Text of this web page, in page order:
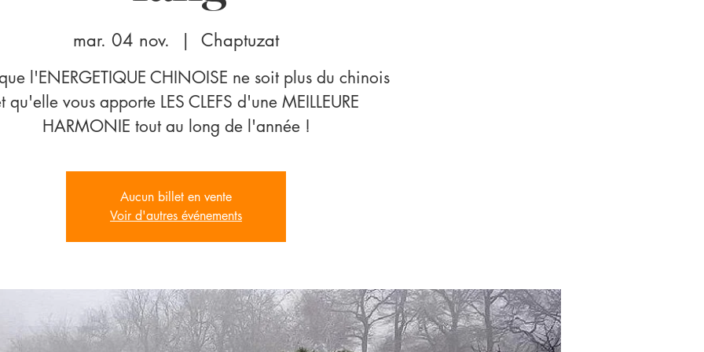
mar. 04 nov.
  |
Chaptuzat
l'ENERGETIQUE CHINOISE ne soit plus du chinois
qu'elle vous apporte LES CLEFS d'une MEILLEURE
HARMONIE tout au long de l'année !
Aucun billet en vente
Voir d'autres événements